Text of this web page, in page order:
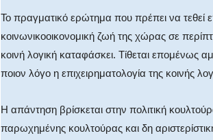
Το πραγματικό ερώτημα που πρέπει να τεθεί
κοινωνικοοικονομική ζωή της χώρας σε
κοινή λογική καταφάσκει. Τίθεται
ποιον λόγο η επιχειρηματολογία της κοινής
Η απάντηση βρίσκεται στην πολιτική
παρωχημένης κουλτούρας και δη